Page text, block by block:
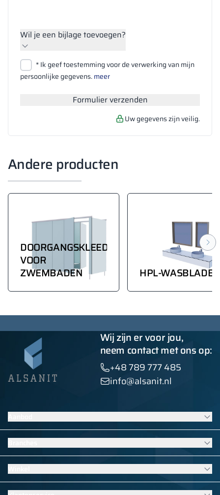
Wil je een bijlage toevoegen?
Bestanden bijvoegen
Zoeken
* Ik geef toestemming voor de verwerking van mijn
persoonlijke gegevens.meer
Formulier verzenden
Uw gegevens zijn veilig.
Andere producten
DOORGANGSKLEEDKAMERS
VOOR
ZWEMBADEN
HPL-
Wij zijn er voor jou,
neem contact met ons op:
+48 789 777 485
info@alsanit.nl
Lockers
Sanitaire wanden
Contractmeubilair
Bekijk alle producten
Meubilair voor scholen en kinderdagverblijven
Uitrusting voor zwembaden
Meubilair voor sport- en fitnesskleedkamers
Garderobekasten